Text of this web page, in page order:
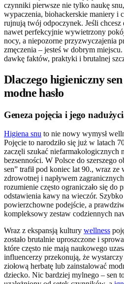
czynniki pierwsze nie tylko naukę
wypaczenia, biohackerskie maniery i
rujnują twój odpoczynek. Jeśli chcesz
nawet perfekcyjnie wywietrzony
nocy, a niepozorne przyzwyczajenia
zmęczenia – jesteś w dobrym
dawkę faktów, praktyki i brutalnej
Dlaczego higieniczny
modne hasło
Geneza pojęcia i jego
Higiena snu to nie nowy wymysł
Pojęcie to narodziło się już w latach
zaczęli szukać niefarmakologicznych
bezsenności. W Polsce do szerszego
sen” trafił pod koniec lat 90., wraz ze
zdrowotnej i napływem
rozumienie często ograniczało się do
odstawienia kawy na wieczór. Szybko
powierzchowne podejście, a
kompleksowy zestaw codziennych
Wraz z ekspansją kultury wellness
zostało brutalnie uproszczone i
które często nie mają naukowego
influencerzy przekonują, że
ziołową herbatę lub zainstalować
dziecko. Nic bardziej mylnego – sen